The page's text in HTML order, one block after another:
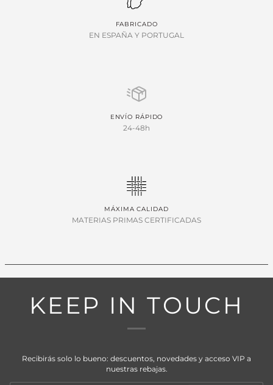
FABRICADO
EN ESPAÑA Y PORTUGAL
ENVÍO RÁPIDO
24-48h
MÁXIMA CALIDAD
MATERIAS PRIMAS CERTIFICADAS
KEEP IN TOUCH
Recibirás solo lo bueno: descuentos, novedades y acceso VIP a
nuestras rebajas.